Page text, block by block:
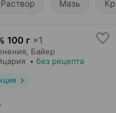
Раствор Мазь
100 г ×1
Байер
• без рецепта